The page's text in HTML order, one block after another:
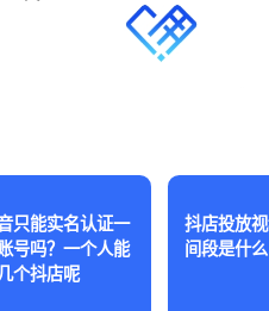
只能实名认证一
号吗？一个人能
个抖店呢
抖店投放
间段是什